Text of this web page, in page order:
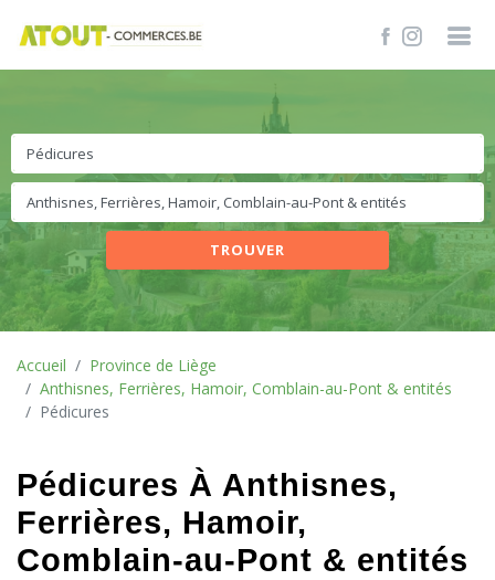
TROUVER
Accueil
Province de Liège
Anthisnes, Ferrières, Hamoir, Comblain-au-Pont & entités
Pédicures
Pédicures À Anthisnes,
Ferrières, Hamoir,
Comblain-au-Pont & entités